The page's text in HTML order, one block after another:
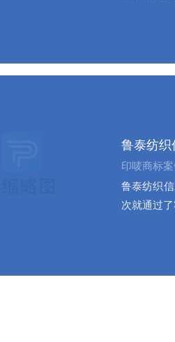
鲁泰纺织
印唛商标案
鲁泰纺织
次就通过了